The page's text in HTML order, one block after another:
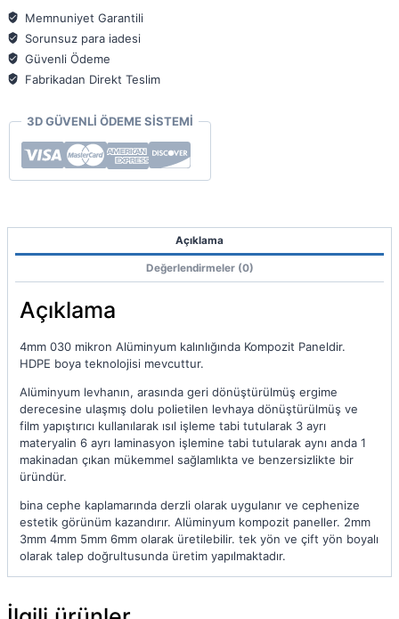
125x320
4mm
030
adet
Memnuniyet Garantili
Sorunsuz para iadesi
Güvenli Ödeme
Fabrikadan Direkt Teslim
3D GÜVENLİ ÖDEME SİSTEMİ
Açıklama
Değerlendirmeler (0)
Açıklama
4mm 030 mikron Alüminyum kalınlığında Kompozit Paneldir.
HDPE boya teknolojisi mevcuttur.
Alüminyum levhanın, arasında geri dönüştürülmüş ergime
derecesine ulaşmış dolu polietilen levhaya dönüştürülmüş ve
film yapıştırıcı kullanılarak ısıl işleme tabi tutularak 3 ayrı
materyalin 6 ayrı laminasyon işlemine tabi tutularak aynı anda 1
makinadan çıkan mükemmel sağlamlıkta ve benzersizlikte bir
üründür.
bina cephe kaplamarında derzli olarak uygulanır ve cephenize
estetik görünüm kazandırır. Alüminyum kompozit paneller. 2mm
3mm 4mm 5mm 6mm olarak üretilebilir. tek yön ve çift yön boyalı
olarak talep doğrultusunda üretim yapılmaktadır.